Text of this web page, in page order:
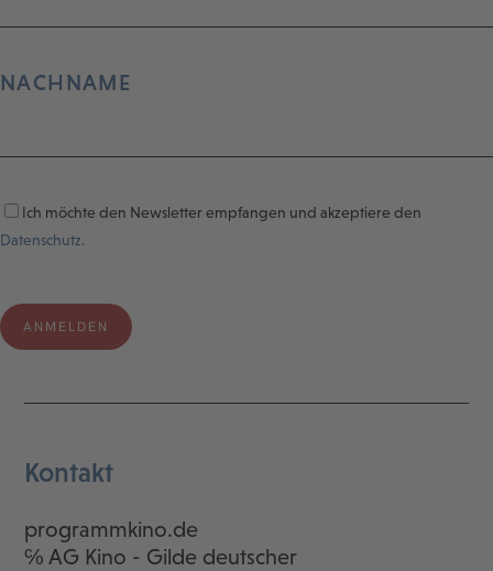
NACHNAME
Ich möchte den Newsletter empfangen und akzeptiere den
Datenschutz.
Kontakt
programmkino.de
℅ AG Kino - Gilde deutscher